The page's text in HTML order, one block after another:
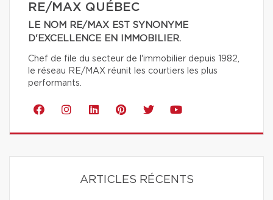
RE/MAX QUÉBEC
LE NOM RE/MAX EST SYNONYME
D'EXCELLENCE EN IMMOBILIER.
Chef de file du secteur de l'immobilier depuis 1982,
le réseau RE/MAX réunit les courtiers les plus
performants.
ARTICLES RÉCENTS